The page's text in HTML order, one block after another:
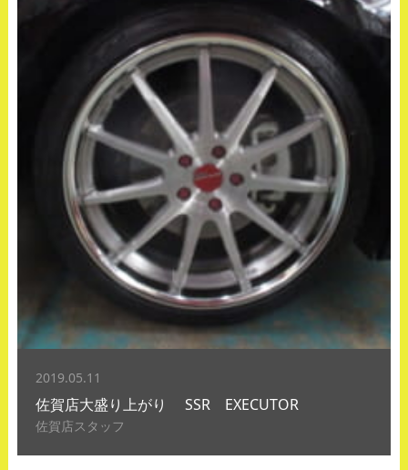
2019.05.11
佐賀店大盛り上がり SSR EXECUTOR
佐賀店スタッフ